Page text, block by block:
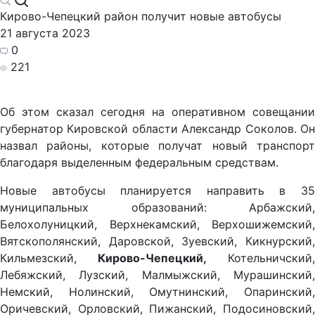
Кирово-Чепецкий район получит новые автобусы
21 августа 2023
0
221
Об этом сказал сегодня на оперативном совещании
губернатор Кировской области Александр Соколов. Он
назвал районы, которые получат новый транспорт
благодаря выделенным федеральным средствам.
Новые автобусы планируется направить в 35
муниципальных образований: Арбажский,
Белохолуницкий, Верхнекамский, Верхошижемский,
Вятскополянский, Даровской, Зуевский, Кикнурский,
Кильмезский, Кирово-Чепецкий, Котельничский,
Лебяжский, Лузский, Малмыжский, Мурашинский,
Немский, Нолинский, Омутнинский, Опаринский,
Оричевский, Орловский, Пижанский, Подосиновский,